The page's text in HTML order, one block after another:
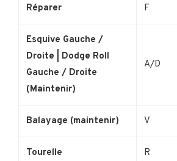
Réparer F
Esquive Gauche /
Droite | Dodge Roll
Gauche / Droite
(Maintenir)
A/D
Balayage (maintenir) V
Tourelle R